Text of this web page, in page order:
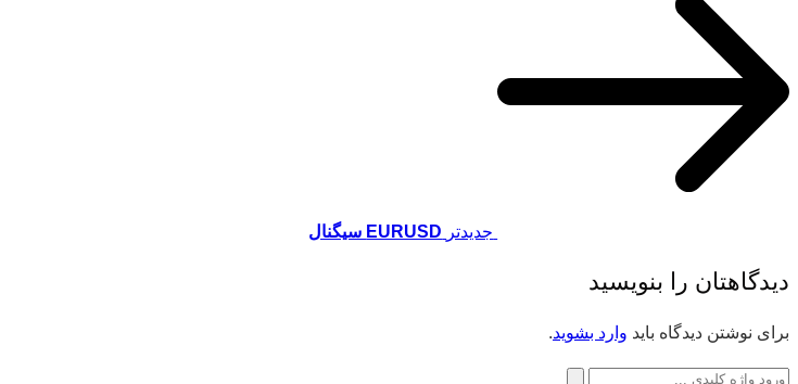
جدیدتر EURUSD سیگنال
دیدگاهتان را بنویسید
برای نوشتن دیدگاه باید وارد بشوید.
جستجو